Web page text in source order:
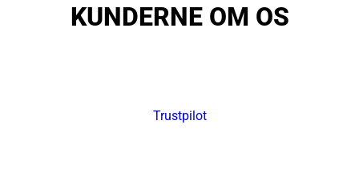
KUNDERNE OM OS
Trustpilot